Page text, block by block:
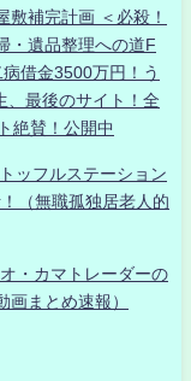
敷補完計画 ＜必殺！
・遺品整理への道F
借金3500万円！う
、最後のサイト！全
絶賛！公開中
ッフルステーション
（無職孤独居老人的
・カマトレーダーの
まとめ速報）